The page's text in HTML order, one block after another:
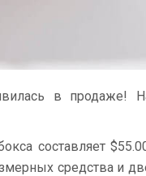
в продаже!
составляет
средства и